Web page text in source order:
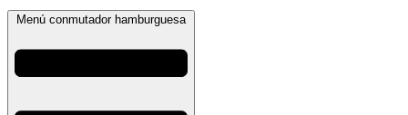
Menú conmutador hamburguesa